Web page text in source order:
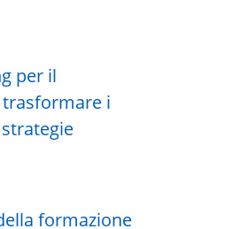
per il
i